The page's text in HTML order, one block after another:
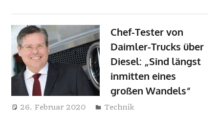
e
Chef-Tester von
Daimler-Trucks über
Diesel: „Sind längst
inmitten eines
großen Wandels“
26. Februar 2020 Harry
Technik